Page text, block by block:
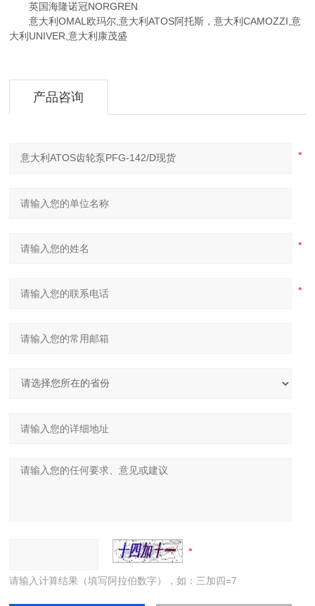
英国海隆诺冠NORGREN
意大利OMAL欧玛尔,意大利ATOS阿托斯，意大利CAMOZZI,意
大利UNIVER,意大利康茂盛
产品咨询
请输入计算结果（填写阿拉伯数字），如：三加四=7